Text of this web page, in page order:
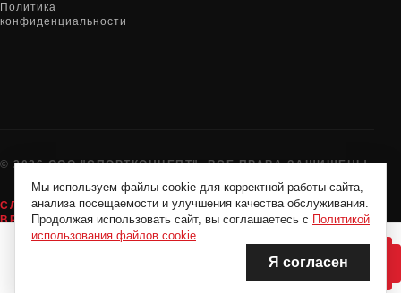
НЕТ В НАЛИЧИИ
НЕТ В НАЛИЧИИ
Политика
конфиденциальности
© 2026 ООО "СПОРТКОНЦЕПТ". ВСЕ ПРАВА ЗАЩИЩЕНЫ
СЛУЖБА ПОДДЕРЖКИ:8-800-775-72-05
ВРЕМЯ РАБОТЫ:
10:00 - 19:00 ЕЖЕДНЕВНО
Мы используем файлы cookie для корректной работы сайта,
анализа посещаемости и улучшения качества обслуживания.
Продолжая использовать сайт, вы соглашаетесь с Политикой
использования файлов cookie.
Я согласен